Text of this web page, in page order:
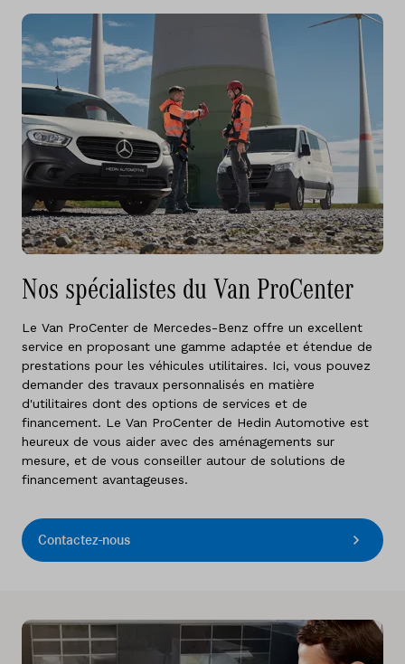
Néerlandais
Nos spécialistes du Van ProCenter
Le Van ProCenter de Mercedes-Benz offre un excellent
service en proposant une gamme adaptée et étendue de
prestations pour les véhicules utilitaires. Ici, vous pouvez
demander des travaux personnalisés en matière
d'utilitaires dont des options de services et de
financement. Le Van ProCenter de Hedin Automotive est
heureux de vous aider avec des aménagements sur
mesure, et de vous conseiller autour de solutions de
financement avantageuses.
Contactez-nous